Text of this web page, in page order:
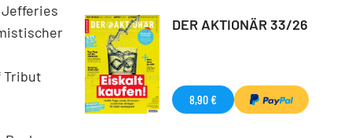
Jefferies
Tribut
DER AKTIONÄR 33/26
8,90 €